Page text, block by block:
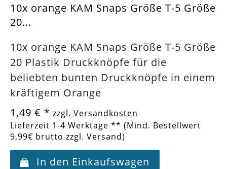
10x orange KAM Snaps Größe T-5 Größe
20...
10x orange KAM Snaps Größe T-5 Größe
20 Plastik Druckknöpfe für die
beliebten bunten Druckknöpfe in einem
kräftigem Orange
1,49 € * zzgl. Versandkosten
Lieferzeit 1-4 Werktage ** (Mind. Bestellwert
9,99€ brutto zzgl. Versand)
In den Einkaufswagen